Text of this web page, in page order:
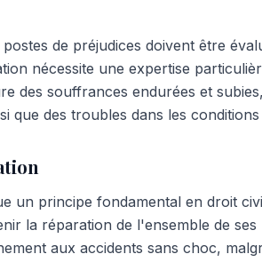
de préjudices doivent être
nécessite une expertise
des souffrances endurées et
que des troubles dans les
un principe fondamental en droit
la réparation de l'ensemble de ses
aux accidents sans choc,